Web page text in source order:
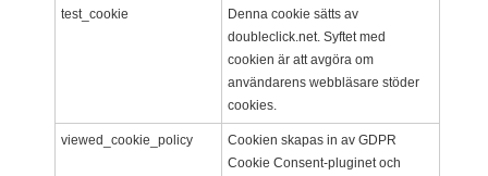
test_cookie
Denna cookie sätts av
doubleclick.net. Syftet med
cookien är att avgöra om
användarens webbläsare stöder
cookies.
viewed_cookie_policy
Cookien skapas in av GDPR
Cookie Consent-pluginet och